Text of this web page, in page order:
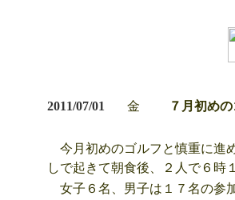
2011/07/01 金 ７月初めの
今月初めのゴルフと慎重に進
しで起きて朝食後、２人で６時
女子６名、男子は１７名の参